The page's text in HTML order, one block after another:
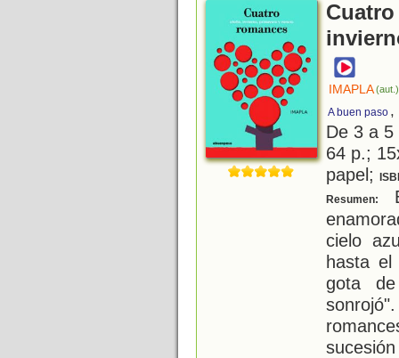
IMAPLA(aut.)
A buen paso ,
De 3 a
64 p.;
papel;
Resumen:
cielo
hasta el
gota